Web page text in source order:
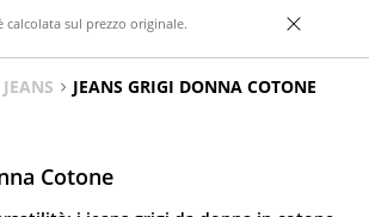
calcolata sul prezzo originale.
JEANS JEANS GRIGI DONNA COTONE
Cotone